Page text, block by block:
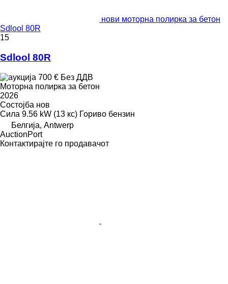
нови моторна полирка за бетон
Sdlool 80R
15
Sdlool 80R
700 € Без ДДВ
Моторна полирка за бетон
2026
Состојба нов
Сила 9.56 kW (13 кс) Гориво бензин
Белгија, Antwerp
AuctionPort
Контактирајте го продавачот